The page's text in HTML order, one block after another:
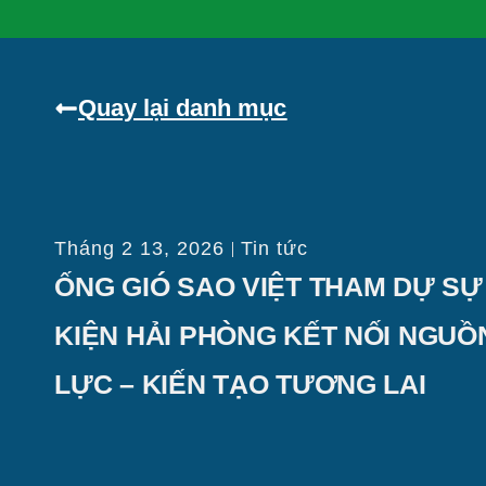
Quay lại danh mục
Tháng 2 13, 2026 Tin tức
ỐNG GIÓ SAO VIỆT THAM DỰ SỰ
KIỆN HẢI PHÒNG KẾT NỐI
LỰC – KIẾN TẠO TƯƠNG LAI